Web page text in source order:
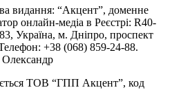
видання: “Акцент”, доменне
онлайн-медіа в Реєстрі: R40-
Україна, м. Дніпро, проспект
+38 (068) 859-24-88.
Олександр
ТОВ “ГПП Акцент”, код